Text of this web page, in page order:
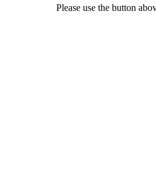
Please use the button